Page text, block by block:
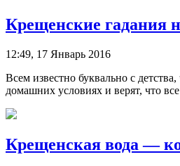
Крещенские гадания
12:49, 17 Январь 2016
Всем известно буквально с
домашних условиях и верят, что
Крещенская вода —